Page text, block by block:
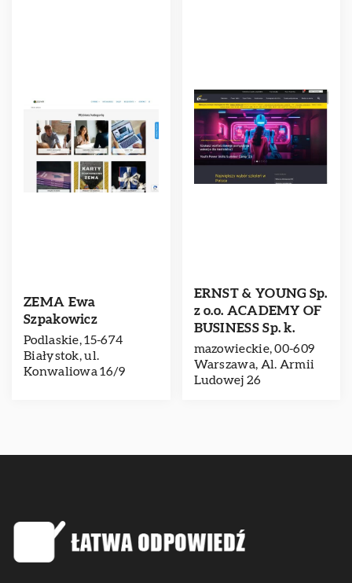
ZEMA Ewa
Szpakowicz
Podlaskie, 15-674
Białystok, ul.
Konwaliowa 16/9
ERNST & YOUNG Sp.
z o.o. ACADEMY OF
BUSINESS Sp. k.
mazowieckie, 00-609
Warszawa, Al. Armii
Ludowej 26